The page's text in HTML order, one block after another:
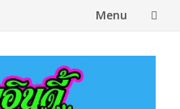
Menu